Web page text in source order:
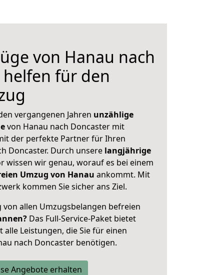
von Hanau nach
für den
vergangenen Jahren unzählige
von Hanau nach Doncaster mit
der perfekte Partner für Ihren
Doncaster. Durch unsere langjährige
wissen wir genau, worauf es bei einem
Umzug von Hanau ankommt. Mit
kommen Sie sicher ans Ziel.
allen Umzugsbelangen befreien
Das Full-Service-Paket bietet
alle Leistungen, die Sie für einen
nach Doncaster benötigen.
Angebote erhalten